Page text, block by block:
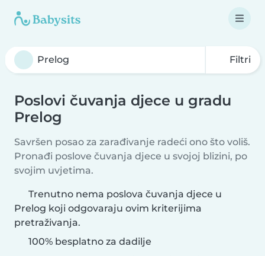
Filtri
Poslovi čuvanja djece u gradu
Prelog
Savršen posao za zarađivanje radeći ono što voliš.
Pronađi poslove čuvanja djece u svojoj blizini, po
svojim uvjetima.
Trenutno nema poslova čuvanja djece u
Prelog koji odgovaraju ovim kriterijima
pretraživanja.
100% besplatno za dadilje